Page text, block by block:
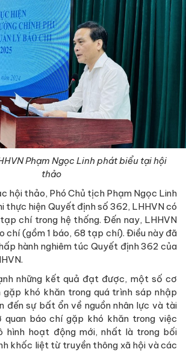
Phạm Ngọc Linh phát biểu tại hội
thảo
hội thảo, Phó Chủ tịch Phạm Ngọc Linh
thực hiện Quyết định số 362, LHHVN có
chí trong hệ thống. Đến nay, LHHVN
chí (gồm 1 báo, 68 tạp chí). Điều này đã
hành nghiêm túc Quyết định 362 của
những kết quả đạt được, một số cơ
gặp khó khăn trong quá trình sáp nhập
đến sự bất ổn về nguồn nhân lực và tài
quan báo chí gặp khó khăn trong việc
hình hoạt động mới, nhất là trong bối
khốc liệt từ truyền thông xã hội và các